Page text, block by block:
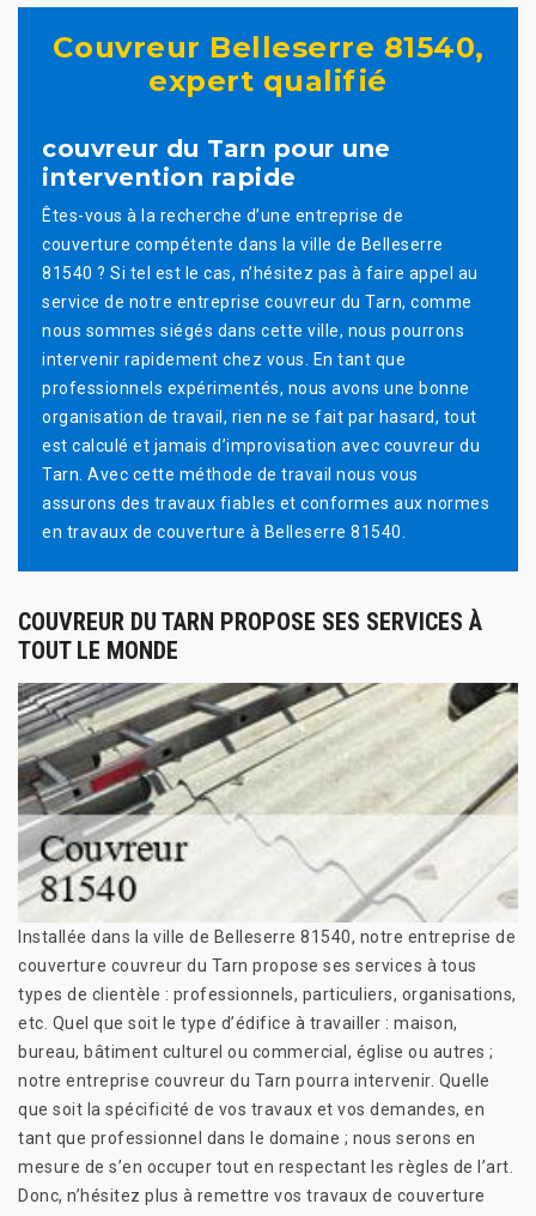
Couvreur Belleserre 81540,
expert qualifié
couvreur du Tarn pour une
intervention rapide
Êtes-vous à la recherche d’une entreprise de
couverture compétente dans la ville de Belleserre
81540 ? Si tel est le cas, n’hésitez pas à faire appel au
service de notre entreprise couvreur du Tarn, comme
nous sommes siégés dans cette ville, nous pourrons
intervenir rapidement chez vous. En tant que
professionnels expérimentés, nous avons une bonne
organisation de travail, rien ne se fait par hasard, tout
est calculé et jamais d’improvisation avec couvreur du
Tarn. Avec cette méthode de travail nous vous
assurons des travaux fiables et conformes aux normes
en travaux de couverture à Belleserre 81540.
COUVREUR DU TARN PROPOSE SES SERVICES À
TOUT LE MONDE
Installée dans la ville de Belleserre 81540, notre entreprise de
couverture couvreur du Tarn propose ses services à tous
types de clientèle : professionnels, particuliers, organisations,
etc. Quel que soit le type d’édifice à travailler : maison,
bureau, bâtiment culturel ou commercial, église ou autres ;
notre entreprise couvreur du Tarn pourra intervenir. Quelle
que soit la spécificité de vos travaux et vos demandes, en
tant que professionnel dans le domaine ; nous serons en
mesure de s’en occuper tout en respectant les règles de l’art.
Donc, n’hésitez plus à remettre vos travaux de couverture